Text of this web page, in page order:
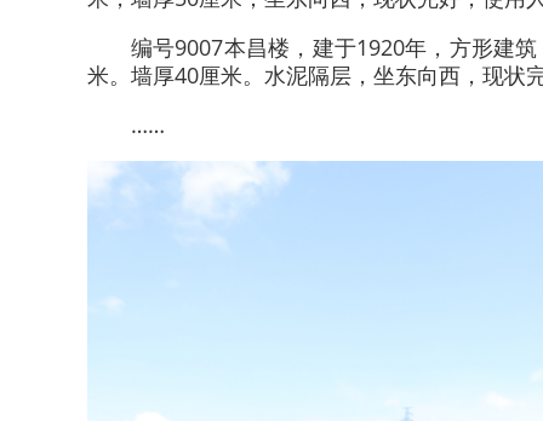
编号9007本昌楼，建于1920年，方形建
米。墙厚40厘米。水泥隔层，坐东向西，现状
……